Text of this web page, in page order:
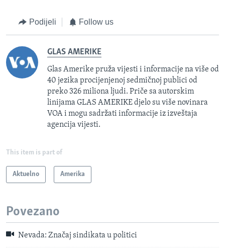
Podijeli Follow us
GLAS AMERIKE
Glas Amerike pruža vijesti i informacije na više od
40 jezika procijenjenoj sedmičnoj publici od
preko 326 miliona ljudi. Priče sa autorskim
linijama GLAS AMERIKE djelo su više novinara
VOA i mogu sadržati informacije iz izveštaja
agencija vijesti.
This item is part of
Aktuelno Amerika
Povezano
Nevada: Značaj sindikata u politici